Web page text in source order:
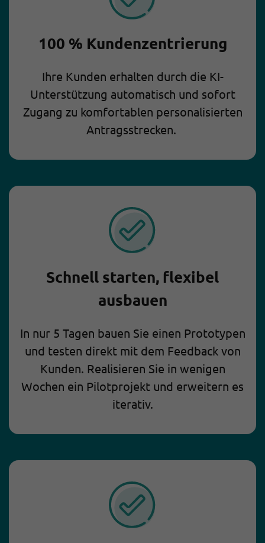
100 % Kundenzentrierung
Ihre Kunden erhalten durch die KI-
Unterstützung automatisch und sofort
Zugang zu komfortablen personalisierten
Antragsstrecken.
Schnell starten, flexibel
ausbauen
In nur 5 Tagen bauen Sie einen Prototypen
und testen direkt mit dem Feedback von
Kunden. Realisieren Sie in wenigen
Wochen ein Pilotprojekt und erweitern es
iterativ.